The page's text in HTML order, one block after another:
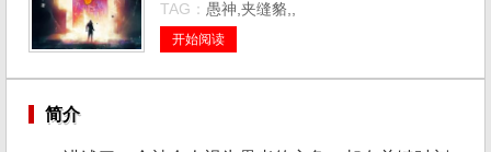
TAG： 愚神,夹缝貉,,
开始阅读
简介